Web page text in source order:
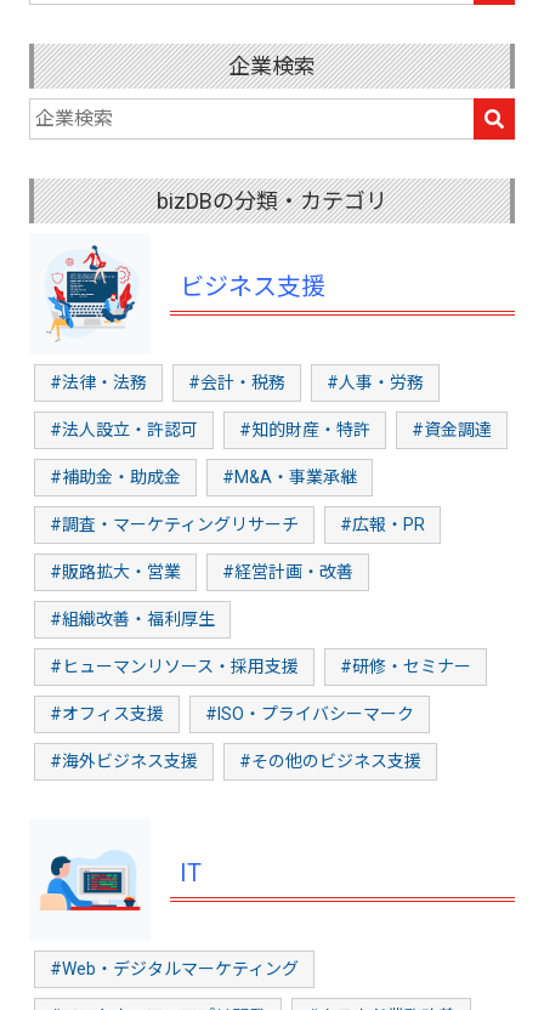
企業検索
bizDBの分類・カテゴリ
ビジネス支援
#法律・法務 #会計・税務 #人事・労務
#法人設立・許認可 #知的財産・特許 #資金調達
#補助金・助成金 #M&A・事業承継
#調査・マーケティングリサーチ #広報・PR
#販路拡大・営業 #経営計画・改善
#組織改善・福利厚生
#ヒューマンリソース・採用支援 #研修・セミナー
#オフィス支援 #ISO・プライバシーマーク
#海外ビジネス支援 #その他のビジネス支援
IT
#Web・デジタルマーケティング